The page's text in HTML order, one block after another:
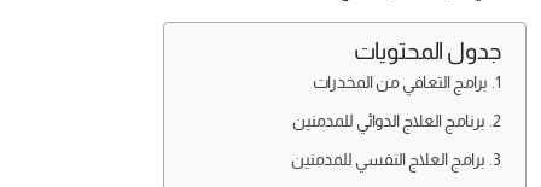
جدول المحتويات
برامج التعافي من المخدرات
برنامج العلاج الدوائي للمدمنين
برامج العلاج النفسي للمدمنين